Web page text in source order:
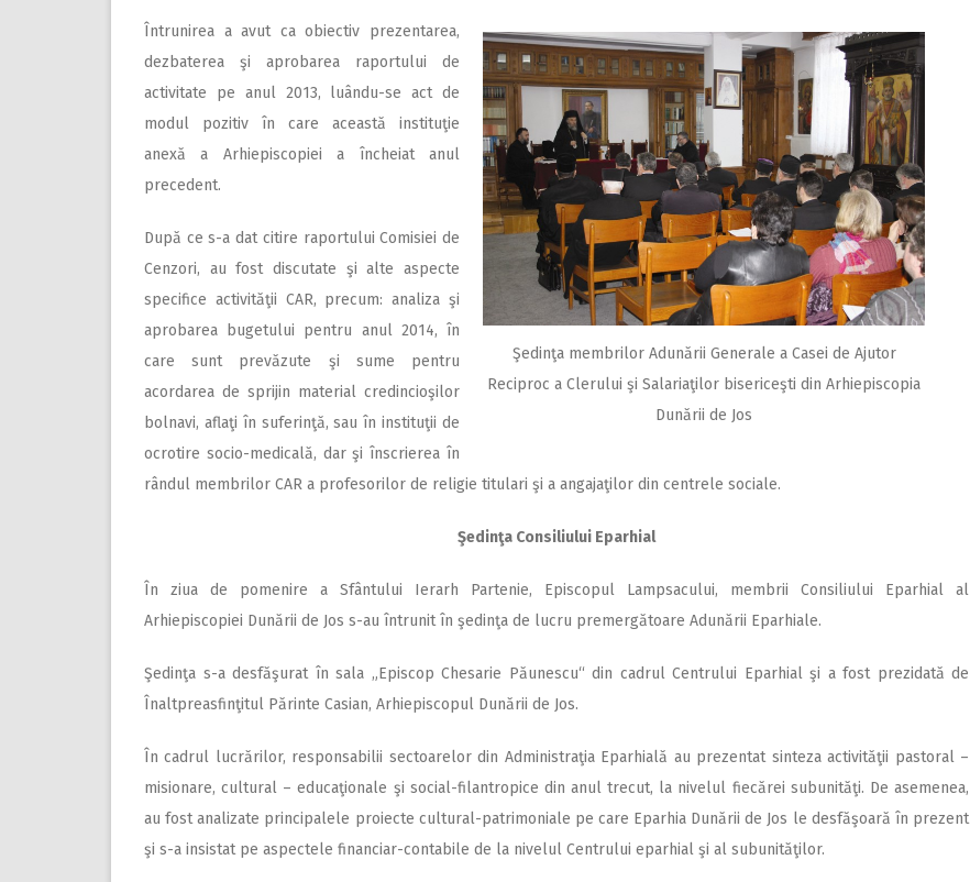
Şedinţa membrilor Adunării Generale a Casei de Ajutor
Reciproc a Clerului şi Salariaţilor bisericeşti din Arhiepiscopia
Dunării de Jos
Întrunirea a avut ca obiectiv prezentarea,
dezbaterea şi aprobarea raportului de
activitate pe anul 2013, luându-se act de
modul pozitiv în care această instituţie
anexă a Arhiepiscopiei a încheiat anul
precedent.
După ce s-a dat citire raportului Comisiei de
Cenzori, au fost discutate şi alte aspecte
specifice activităţii CAR, precum: analiza şi
aprobarea bugetului pentru anul 2014, în
care sunt prevăzute şi sume pentru
acordarea de sprijin material credincioşilor
bolnavi, aflaţi în suferinţă, sau în instituţii de
ocrotire socio-medicală, dar şi înscrierea în
rândul membrilor CAR a profesorilor de religie titulari şi a angajaţilor din centrele sociale.
Şedinţa Consiliului Eparhial
În ziua de pomenire a Sfântului Ierarh Partenie, Episcopul Lampsacului, membrii Consiliului Eparhial al
Arhiepiscopiei Dunării de Jos s-au întrunit în şedinţa de lucru premergătoare Adunării Eparhiale.
Şedinţa s-a desfăşurat în sala „Episcop Chesarie Păunescu“ din cadrul Centrului Eparhial şi a fost prezidată de
Înaltpreasfinţitul Părinte Casian, Arhiepiscopul Dunării de Jos.
În cadrul lucrărilor, responsabilii sectoarelor din Administraţia Eparhială au prezentat sinteza activităţii pastoral –
misionare, cultural – educaţionale şi social-filantropice din anul trecut, la nivelul fiecărei subunităţi. De asemenea,
au fost analizate principalele proiecte cultural-patrimoniale pe care Eparhia Dunării de Jos le desfăşoară în prezent
şi s-a insistat pe aspectele financiar-contabile de la nivelul Centrului eparhial şi al subunităţilor.